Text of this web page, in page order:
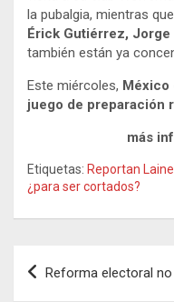
la pubalgia, mientras que
Érick Gutiérrez,
también están ya
Este miércoles, México
juego de preparación
más
Etiquetas: Reportan
¿para ser cortados?
Navegación
de
Reforma electoral no